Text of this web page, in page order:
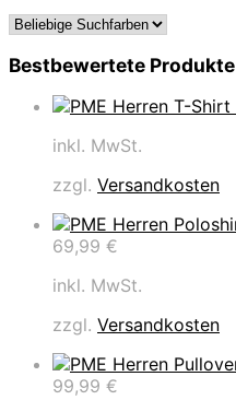
Bestbewertete Produkte
inkl. MwSt.
zzgl. Versandkosten
69,99 €
inkl. MwSt.
zzgl. Versandkosten
99,99 €